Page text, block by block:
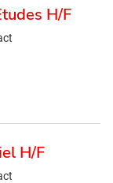
H/F
H/F